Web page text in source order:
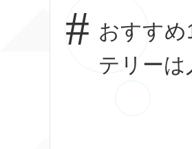
おすす
テリーは